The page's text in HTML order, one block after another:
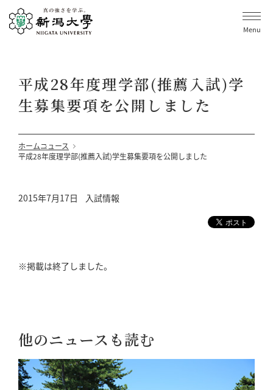
Menu
平成28年度理学部(推薦入試)学
生募集要項を公開しました
ホームニュース
平成28年度理学部(推薦入試)学生募集要項を公開しました
2015年7月17日 入試情報
※掲載は終了しました。
他のニュースも読む